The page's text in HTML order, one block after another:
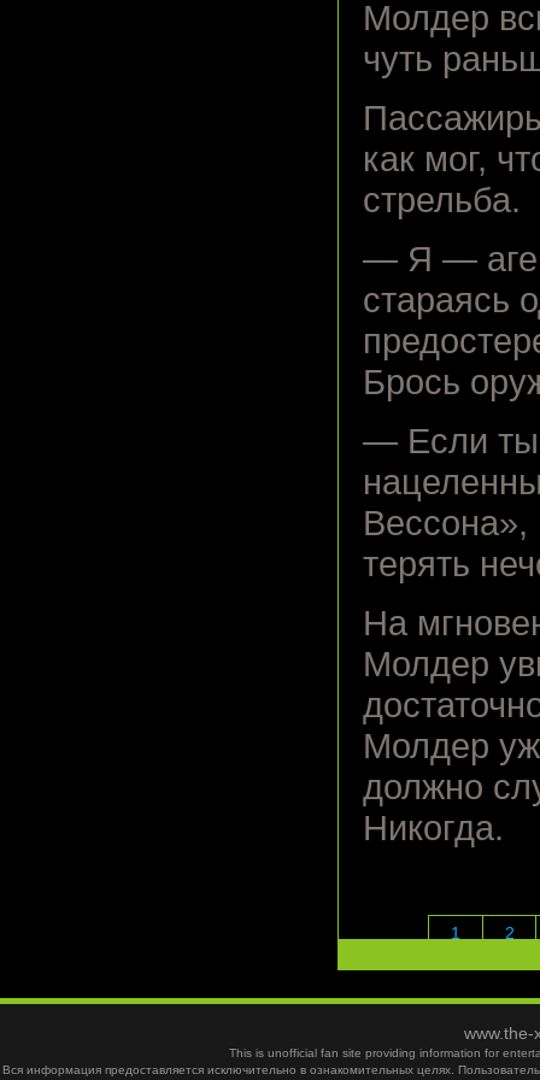
Молдер
чуть
как мог,
стрельба.
— Я —
стараясь
Брось
— Если ты
терять
На
Молдер
Молдер
должно
Никогда.
1 2
This is unofficial fan site providing information for
Вся информация предоставляется исключительно в ознакомительных целях.